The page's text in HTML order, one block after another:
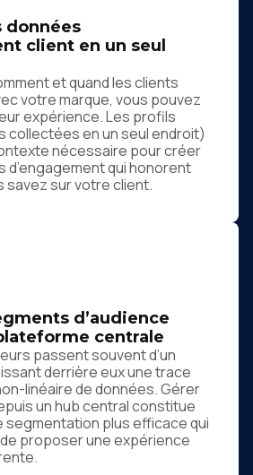
données
client en un seul
et quand les clients
votre marque, vous pouvez
expérience. Les profils
collectées en un seul endroit)
nécessaire pour créer
d’engagement qui honorent
savez sur votre client.
d’audience
centrale
passent souvent d’un
derrière eux une trace
linéaire de données. Gérer
un hub central constitue
segmentation plus efficace qui
proposer une expérience